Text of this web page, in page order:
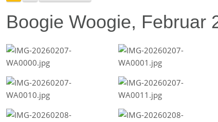
Boogie Woogie, Februar